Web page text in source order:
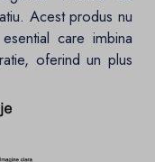
Acest produs nu
care imbina
oferind un plus